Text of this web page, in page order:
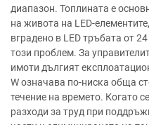
диапазон. Топлината е
на живота на LED-
вградено в LED тръбата от
този проблем. За
имоти дългият
W означава по-ниска обща
течение на времето. Когато
разходи за труд при